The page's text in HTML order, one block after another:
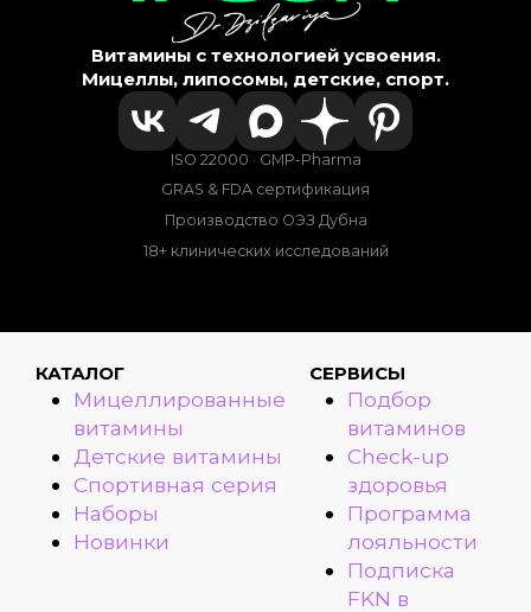
Витамины с технологией усвоения.
Мицеллы, липосомы, детские, спорт.
ISO 22000 · GMP-Pharma
GRAS & FDA сертификация
Производство ОЭЗ Дубна
18+ клинических исследований
КАТАЛОГ
Мицеллированные
витамины
Детские витамины
Спортивная серия
Наборы
Новинки
СЕРВИСЫ
Подбор
витаминов
Check-up
здоровья
Программа
лояльности
Подписка
FKN в